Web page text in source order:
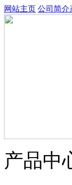
网站主页 公司简介
产品中